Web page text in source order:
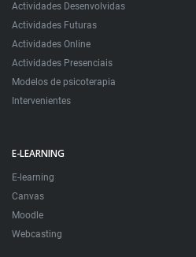
Actividades Desenvolvidas
Actividades Futuras
Actividades Online
Actividades Presenciais
Modelos de psicoterapia
Intervenientes
E-LEARNING
E-learning
Canvas
Moodle
Webcasting